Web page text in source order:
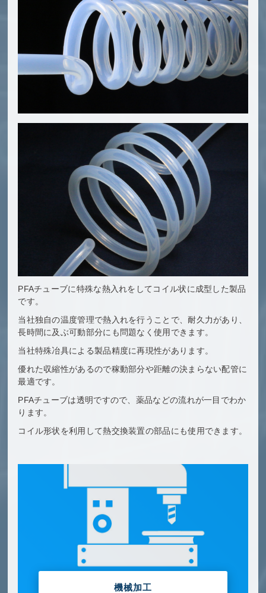
PFAチューブに特殊な熱入れをしてコイル状に成型した製品
です。
当社独自の温度管理で熱入れを行うことで、耐久力があり、
長時間に及ぶ可動部分にも問題なく使用できます。
当社特殊冶具による製品精度に再現性があります。
優れた収縮性があるので稼動部分や距離の決まらない配管に
最適です。
PFAチューブは透明ですので、薬品などの流れが一目でわか
ります。
コイル形状を利用して熱交換装置の部品にも使用できます。
機械加工